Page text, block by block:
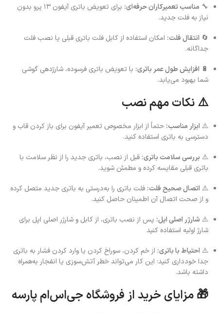
🔧 مناسب تعمیرکاران حرفه‌ای:
برای تعویض باتری آیفون ۱۳ پرو بدون
نیاز به فلت جدید.
🔄 انتقال فلت: امکان استفاده از کابل فلت باتری قبلی یا نصب فلت
جداگانه.
🔋 افزایش طول عمر باتری: با تعویض باتری فرسوده، شارژدهی گوشی
شما بهبود می‌یابد.
⚠️ نکات مهم نصب
⚠️ ابزار مناسب: حتماً از ابزار مخصوص تعمیر آیفون برای باز کردن قاب و
دسترسی به باتری استفاده کنید.
⚠️ بررسی سلامت باتری: قبل از نصب، باتری جدید را از نظر سلامت با
باتری قبلی مقایسه کرده و مطمئن شوید.
⚠️ اتصال صحیح فلت: فلت باتری را به‌درستی به باتری جدید متصل کرده
و از صحت اتصال آن اطمینان حاصل کنید.
⚠️ شارژر اصلی اپل: پس از نصب باتری، از کابل و شارژر اصلی اپل برای
شارژ اولیه استفاده کنید
⚠️ احتیاط با باتری: از خم کردن، سوراخ کردن یا وارد کردن فشار به باتری
جدا خودداری کنید؛ این کار می‌تواند خطر آتش‌سوزی یا انفجار به‌همراه
داشته باشد.
🎁 مزایای خرید از فروشگاه جی‌اس‌ام پارسه